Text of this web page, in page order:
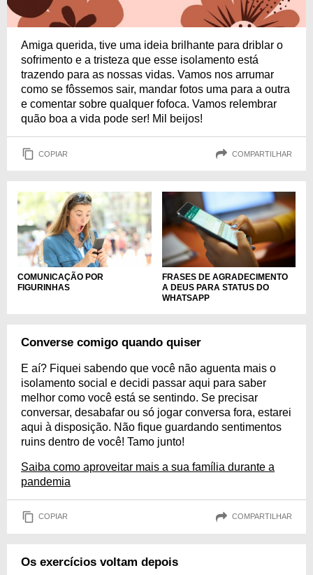
Amiga querida, tive uma ideia brilhante para driblar o
sofrimento e a tristeza que esse isolamento está
trazendo para as nossas vidas. Vamos nos arrumar
como se fôssemos sair, mandar fotos uma para a outra
e comentar sobre qualquer fofoca. Vamos relembrar
quão boa a vida pode ser! Mil beijos!
COPIAR COMPARTILHAR
COMUNICAÇÃO POR
FIGURINHAS
FRASES DE AGRADECIMENTO
A DEUS PARA STATUS DO
WHATSAPP
Converse comigo quando quiser
E aí? Fiquei sabendo que você não aguenta mais o
isolamento social e decidi passar aqui para saber
melhor como você está se sentindo. Se precisar
conversar, desabafar ou só jogar conversa fora, estarei
aqui à disposição. Não fique guardando sentimentos
ruins dentro de você! Tamo junto!
Saiba como aproveitar mais a sua família durante a
pandemia
COPIAR COMPARTILHAR
Os exercícios voltam depois